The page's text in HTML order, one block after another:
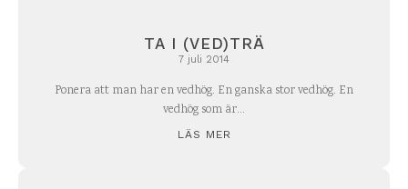
TA I (VED)TRÄ
7 juli 2014
Ponera att man har en vedhög. En ganska stor vedhög. En
vedhög som är...
LÄS MER